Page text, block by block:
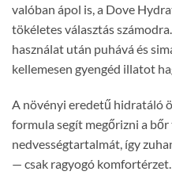
valóban ápol is, a Dove
tökéletes választás
használat után puhává és
kellemesen gyengéd illatot
A növényi eredetű hidratáló
formula segít megőrizni a
nedvességtartalmát, így
— csak ragyogó komfortérzet.